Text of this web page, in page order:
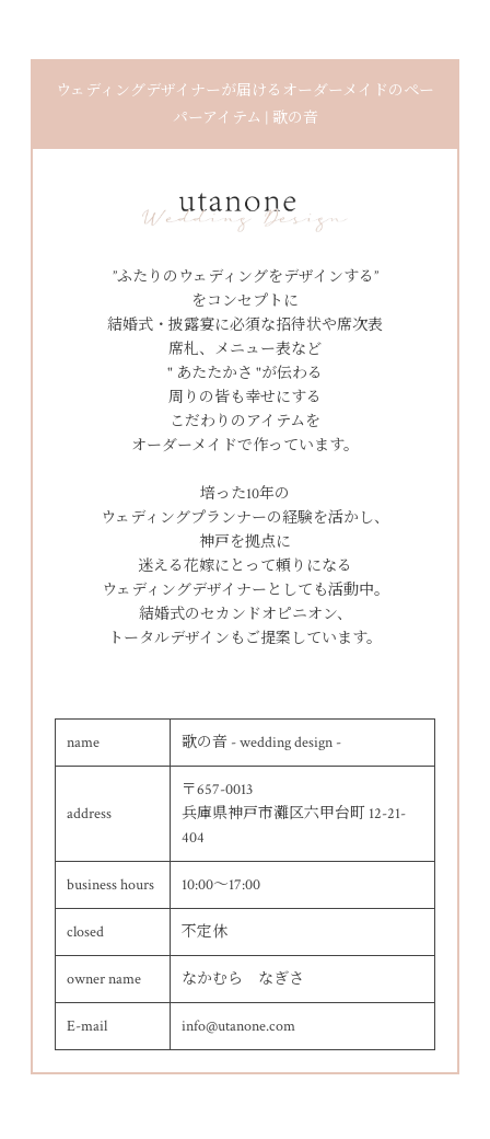
ウェディングデザイナーが届けるオーダーメイドのペー
パーアイテム | 歌の音
”ふたりのウェディングをデザインする”
をコンセプトに
結婚式・披露宴に必須な招待状や席次表
席札、メニュー表など
" あたたかさ "が伝わる
周りの皆も幸せにする
こだわりのアイテムを
オーダーメイドで作っています。
培った10年の
ウェディングプランナーの経験を活かし、
神戸を拠点に
迷える花嫁にとって頼りになる
ウェディングデザイナーとしても活動中。
結婚式のセカンドオピニオン、
トータルデザインもご提案しています。
name 歌の音 - wedding design -
address
〒657-0013
兵庫県神戸市灘区六甲台町 12-21-
404
business hours 10:00～17:00
closed 不定休
owner name なかむら なぎさ
E-mail info@utanone.com